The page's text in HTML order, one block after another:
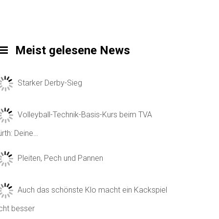
Meist gelesene News
Starker Derby-Sieg
Volleyball-Technik-Basis-Kurs beim TVA
Deine…
Pleiten, Pech und Pannen
Auch das schönste Klo macht ein Kackspiel
besser